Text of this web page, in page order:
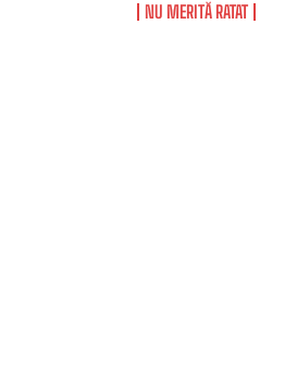
NU MERITĂ RATAT